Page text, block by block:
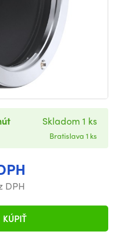
DPH
KÚPIŤ
Skladom 1 ks
Bratislava 1 ks